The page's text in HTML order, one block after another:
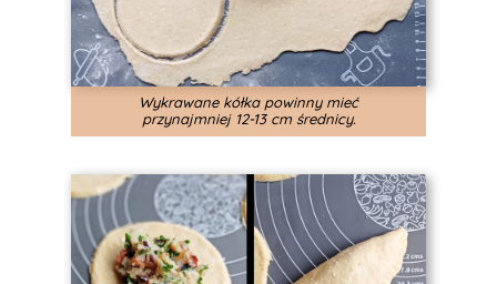
Wykrawane kółka powinny mieć
przynajmniej 12-13 cm średnicy.